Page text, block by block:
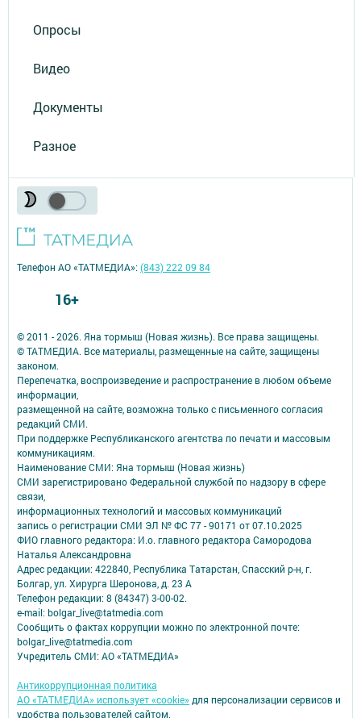
Опросы
Видео
Документы
Разное
© 2011 - 2026. Яна тормыш (Новая жизнь). Все права защищены.
© ТАТМЕДИА. Все материалы, размещенные на сайте, защищены
законом.
Перепечатка, воспроизведение и распространение в любом объеме
информации,
размещенной на сайте, возможна только с письменного согласия
редакций СМИ.
При поддержке Республиканского агентства по печати и массовым
коммуникациям.
Наименование СМИ: Яна тормыш (Новая жизнь)
СМИ зарегистрировано Федеральной службой по надзору в сфере
связи,
информационных технологий и массовых коммуникаций
запись о регистрации СМИ ЭЛ № ФС 77 - 90171 от 07.10.2025
ФИО главного редактора: И.о. главного редактора Самородова
Наталья Александровна
Адрес редакции: 422840, Республика Татарстан, Спасский р-н, г.
Болгар, ул. Хирурга Шеронова, д. 23 А
Телефон редакции: 8 (84347) 3-00-02.
e-mail: bolgar_live@tatmedia.com
Сообщить о фактах коррупции можно по электронной почте:
bolgar_live@tatmedia.com
Учредитель СМИ: АО «ТАТМЕДИА»
Антикоррупционная политика
АО «ТАТМЕДИА» использует «cookie» для персонализации сервисов и
удобства пользователей сайтом.
Телефон АО «ТАТМЕДИА»:(843) 222 09 84
16+